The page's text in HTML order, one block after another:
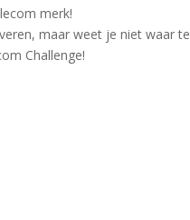
merk!
maar weet je niet waar
Challenge!